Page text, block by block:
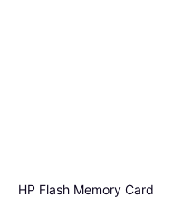
HP Flash Memory Card